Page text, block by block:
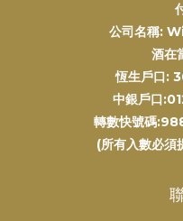
公司名稱:
酒在
恆生戶口:
中銀戶口
轉數快號碼
(所有入數必須